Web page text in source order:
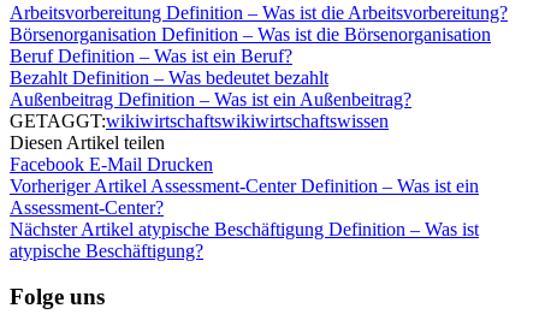
Arbeitsvorbereitung Definition – Was ist die Arbeitsvorbereitung?
Börsenorganisation Definition – Was ist die Börsenorganisation
Beruf Definition – Was ist ein Beruf?
Bezahlt Definition – Was bedeutet bezahlt
Außenbeitrag Definition – Was ist ein Außenbeitrag?
GETAGGT:wikiwirtschaftswikiwirtschaftswissen
Diesen Artikel teilen
Facebook E-Mail Drucken
Vorheriger Artikel Assessment-Center Definition – Was ist ein
Assessment-Center?
Nächster Artikel atypische Beschäftigung Definition – Was ist
atypische Beschäftigung?
Folge uns